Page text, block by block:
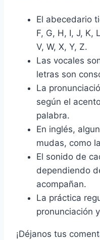
El abecedario
F, G, H, I, J, K,
V, W, X, Y, Z.
Las vocales
letras son
La
según el
palabra.
En inglés,
mudas, como la
El sonido de
dependiendo
acompañan.
La práctica
pronunciación
¡Déjanos tus